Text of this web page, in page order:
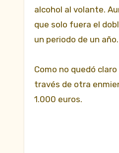
alcohol al volante.
que solo fuera el
un periodo de un año.
Como no quedó
través de otra
1.000 euros.